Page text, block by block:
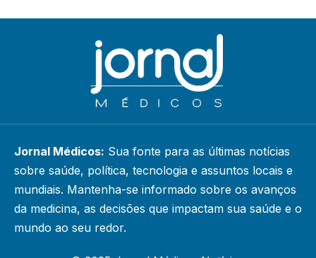
Jornal Médicos: Sua fonte para as últimas notícias
sobre saúde, política, tecnologia e assuntos locais e
mundiais. Mantenha-se informado sobre os avanços
da medicina, as decisões que impactam sua saúde e o
mundo ao seu redor.